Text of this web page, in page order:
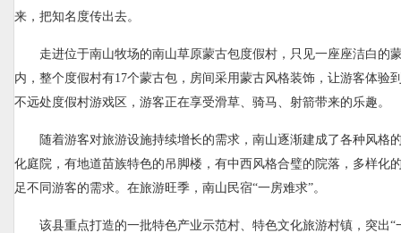
来，把知名度传出去。
走进位于南山牧场的南山草原蒙古包度假村，只见一座座洁白的
内，整个度假村有17个蒙古包，房间采用蒙古风格装饰，让游客体验
不远处度假村游戏区，游客正在享受滑草、骑马、射箭带来的乐趣。
随着游客对旅游设施持续增长的需求，南山逐渐建成了各种风格
化庭院，有地道苗族特色的吊脚楼，有中西风格合璧的院落，多样化
足不同游客的需求。在旅游旺季，南山民宿“一房难求”。
该县重点打造的一批特色产业示范村、特色文化旅游村镇，突出“